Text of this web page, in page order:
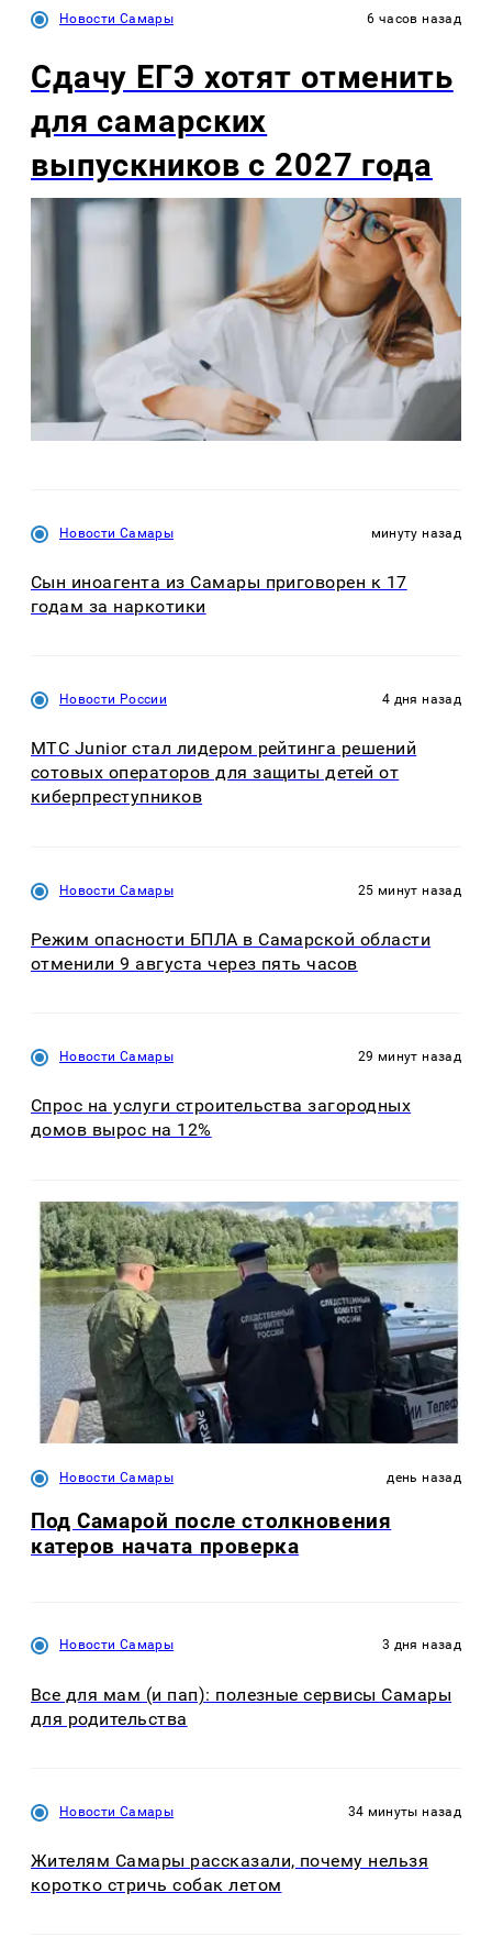
Новости Самары 6 часов назад
Сдачу ЕГЭ хотят отменить
для самарских
выпускников с 2027 года
Новости Самары минуту назад
Сын иноагента из Самары приговорен к 17
годам за наркотики
Новости России 4 дня назад
МТС Junior стал лидером рейтинга решений
сотовых операторов для защиты детей от
киберпреступников
Новости Самары 25 минут назад
Режим опасности БПЛА в Самарской области
отменили 9 августа через пять часов
Новости Самары 29 минут назад
Спрос на услуги строительства загородных
домов вырос на 12%
Новости Самары день назад
Под Самарой после столкновения
катеров начата проверка
Новости Самары 3 дня назад
Все для мам (и пап): полезные сервисы Самары
для родительства
Новости Самары 34 минуты назад
Жителям Самары рассказали, почему нельзя
коротко стричь собак летом